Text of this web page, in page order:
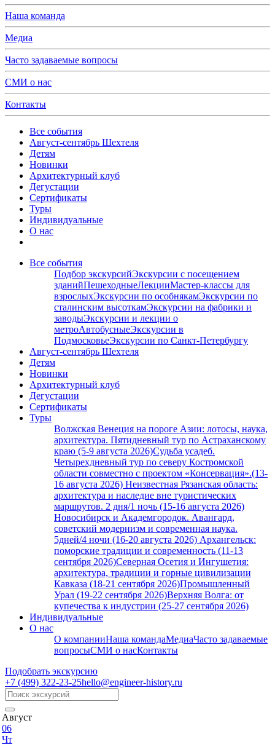
Наша команда
Медиа
Часто задаваемые вопросы
СМИ о нас
Контакты
Все события
Август-сентябрь Шехтеля
Детям
Новинки
Архитектурный клуб
Дегустации
Сертификаты
Туры
Индивидуальные
О нас
Все события
Подбор экскурсийЭкскурсии с посещением
зданийПешеходныеЛекцииМастер-классы для
взрослыхЭкскурсии по особнякамЭкскурсии по
сталинским высоткамЭкскурсии на фабрики и
заводыЭкскурсии и лекции о
метроАвтобусныеЭкскурсии в
ПодмосковьеЭкскурсии по Санкт-Петербургу
Август-сентябрь Шехтеля
Детям
Новинки
Архитектурный клуб
Дегустации
Сертификаты
Туры
Волжская Венеция на пороге Азии: лотосы, наука,
архитектура. Пятидневный тур по Астраханскому
краю (5-9 августа 2026)Судьба усадеб.
Четырехдневный тур по северу Костромской
области совместно с проектом «Консервация».(13-
16 августа 2026) Неизвестная Рязанская область:
архитектура и наследие вне туристических
маршрутов. 2 дня/1 ночь (15-16 августа 2026)
Новосибирск и Академгородок. Авангард,
советский модернизм и современная наука.
5дней/4 ночи (16-20 августа 2026) Архангельск:
поморские традиции и современность (11-13
сентября 2026)Северная Осетия и Ингушетия:
архитектура, традиции и горные цивилизации
Кавказа (18-21 сентября 2026)Промышленный
Урал (19-22 сентября 2026)Верхняя Волга: от
купечества к индустрии (25-27 сентября 2026)
Индивидуальные
О нас
О компанииНаша командаМедиаЧасто задаваемые
вопросыСМИ о насКонтакты
Подобрать экскурсию
+7 (499) 322-23-25hello@engineer-history.ru
Август
06
Чт